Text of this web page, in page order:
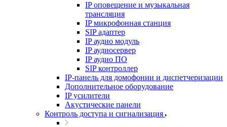
IP оповещение и музыкальная
трансляция
IP микрофонная станция
SIP адаптер
IP аудио модуль
IP аудиосервер
IP аудио ПО
SIP контроллер
IP-панель для домофонии и диспетчеризации
Дополнительное оборудование
IP усилители
Акустические панели
Контроль доступа и сигнализация